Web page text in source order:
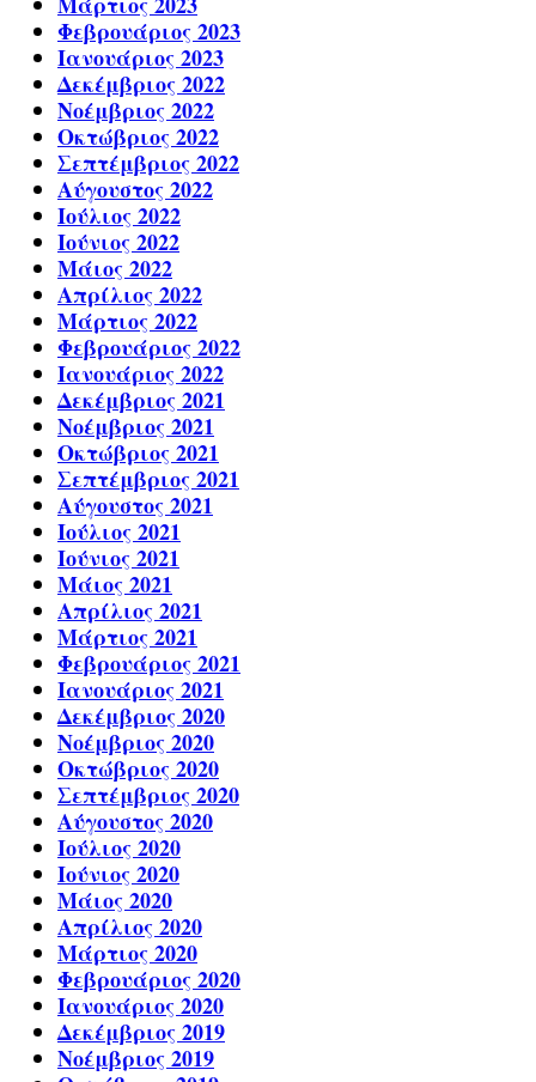
Φεβρουάριος 2023
Ιανουάριος 2023
Δεκέμβριος 2022
Νοέμβριος 2022
Οκτώβριος 2022
Σεπτέμβριος 2022
Αύγουστος 2022
Ιούλιος 2022
Ιούνιος 2022
Μάιος 2022
Απρίλιος 2022
Μάρτιος 2022
Φεβρουάριος 2022
Ιανουάριος 2022
Δεκέμβριος 2021
Νοέμβριος 2021
Οκτώβριος 2021
Σεπτέμβριος 2021
Αύγουστος 2021
Ιούλιος 2021
Ιούνιος 2021
Μάιος 2021
Απρίλιος 2021
Μάρτιος 2021
Φεβρουάριος 2021
Ιανουάριος 2021
Δεκέμβριος 2020
Νοέμβριος 2020
Οκτώβριος 2020
Σεπτέμβριος 2020
Αύγουστος 2020
Ιούλιος 2020
Ιούνιος 2020
Μάιος 2020
Απρίλιος 2020
Μάρτιος 2020
Φεβρουάριος 2020
Ιανουάριος 2020
Δεκέμβριος 2019
Νοέμβριος 2019